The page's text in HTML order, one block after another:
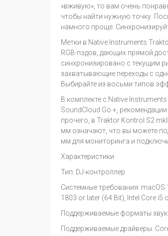
«вживую», то вам очень
чтобы найти нужную точку.
намного проще.
Метки в Native Instruments
RGB-пэдов, дающих прямой
синхронизировано с текущим
захватывающие переходы с
Выбирайте из восьми типов
В комплекте с Native
SoundCloud Go +,
прочего, в Traktor Kontrol S2
мм означают, что вы можете
мм для мониторинга и
Характеристики
Тип: DJ-контроллер
Системные требования: macOS
1803 or later (64 Bit), Intel Core i5
Поддерживаемые форматы
Поддерживаемые драйверы: